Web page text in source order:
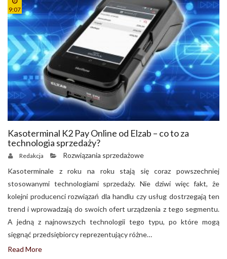
9:07
Kasoterminal K2 Pay Online od Elzab – co to za
technologia sprzedaży?
Redakcja
Rozwiązania sprzedażowe
Kasoterminale z roku na roku stają się coraz powszechniej
stosowanymi technologiami sprzedaży. Nie dziwi więc fakt, że
kolejni producenci rozwiązań dla handlu czy usług dostrzegają ten
trend i wprowadzają do swoich ofert urządzenia z tego segmentu.
A jedną z najnowszych technologii tego typu, po które mogą
sięgnąć przedsiębiorcy reprezentujący różne…
Read More